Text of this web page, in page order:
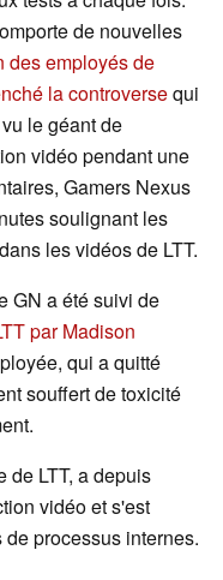
de nouvelles
des employés de
la controversequi
le géant de
vidéo pendant une
Gamers Nexus
soulignant les
les vidéos de LTT.
GN a été suivi de
par Madison
qui a quitté
souffert de toxicité
de LTT, a depuis
vidéo et s'est
processus internes.